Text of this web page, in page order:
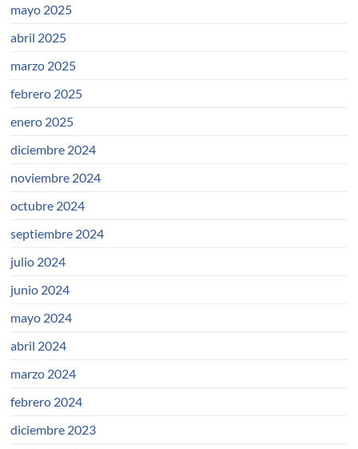
mayo 2025
abril 2025
marzo 2025
febrero 2025
enero 2025
diciembre 2024
noviembre 2024
octubre 2024
septiembre 2024
julio 2024
junio 2024
mayo 2024
abril 2024
marzo 2024
febrero 2024
diciembre 2023